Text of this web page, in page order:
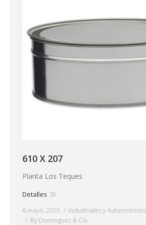
610 X 207
Planta Los Teques
Detalles
6 mayo, 2015
Industriales y Automotrices
By Dominguez & Cía